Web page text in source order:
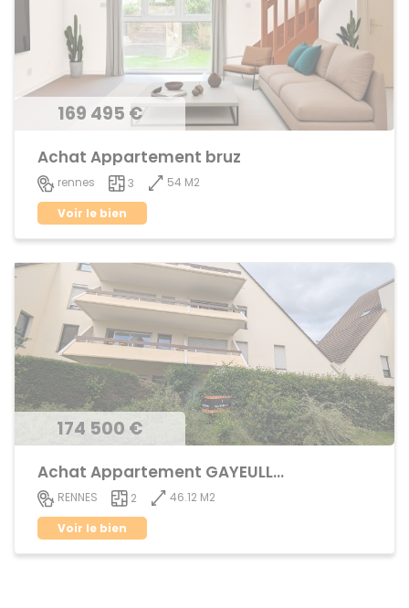
169 495 €
Achat Appartement bruz
rennes 3
54 M2
Voir le bien
174 500 €
Achat Appartement GAYEULLES
RENNES 2
46.12 M2
Voir le bien